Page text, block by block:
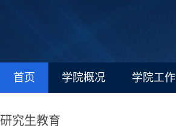
首页 学院概况 学院工作
研究生教育